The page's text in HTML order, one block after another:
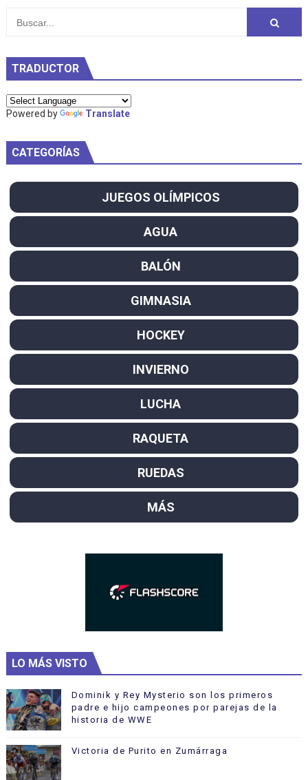
TRADUCTOR
Powered by Translate
CATEGORÍAS
JUEGOS OLÍMPICOS
AGUA
BALÓN
GIMNASIA
HOCKEY
INVIERNO
LUCHA
RAQUETA
RUEDAS
MÁS
LO MÁS VISTO
Dominik y Rey Mysterio son los primeros
padre e hijo campeones por parejas de la
historia de WWE
Victoria de Purito en Zumárraga